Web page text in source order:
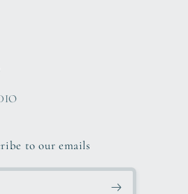
to our emails